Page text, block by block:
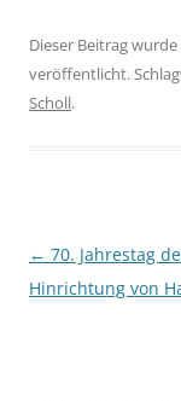
Dieser Beitrag wurde
veröffentlicht.
Scholl.
← 70. Jahrestag
Hinrichtung von